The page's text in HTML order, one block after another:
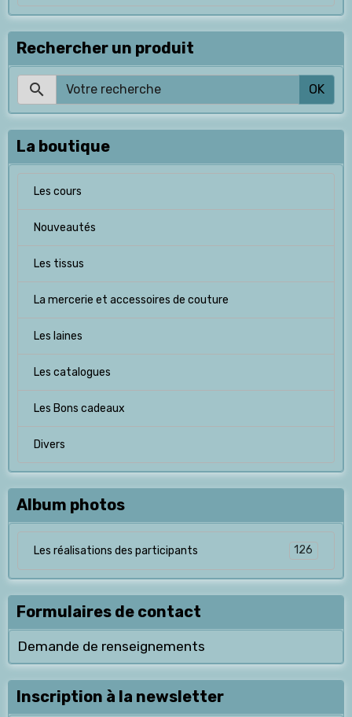
Rechercher un produit
OK
La boutique
Les cours
Nouveautés
Les tissus
La mercerie et accessoires de couture
Les laines
Les catalogues
Les Bons cadeaux
Divers
Album photos
Les réalisations des participants 126
Formulaires de contact
Demande de renseignements
Inscription à la newsletter